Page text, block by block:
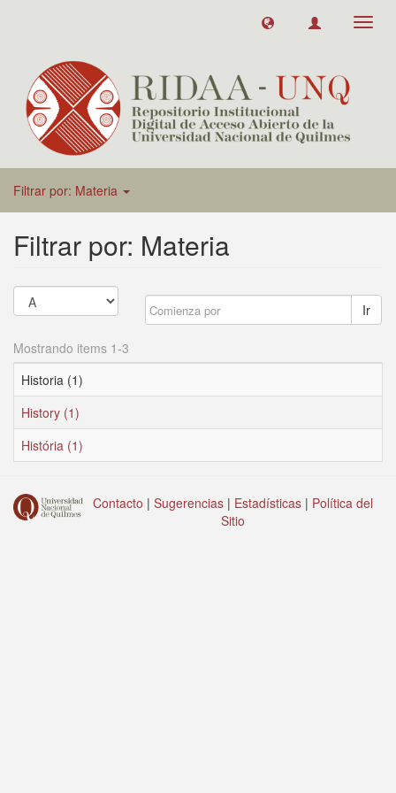
Filtrar por: Materia
Filtrar por: Materia
Ir
Mostrando items 1-3
Historia (1)
History (1)
História (1)
Contacto | Sugerencias | Estadísticas | Política del
Sitio